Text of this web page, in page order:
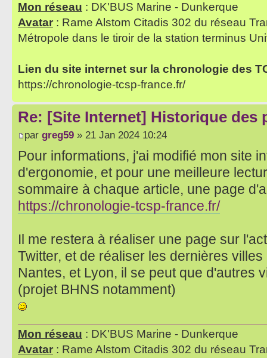
Mon réseau : DK'BUS Marine - Dunkerque
Avatar : Rame Alstom Citadis 302 du réseau
Métropole dans le tiroir de la station terminus
Lien du site internet sur la chronologie des
https://chronologie-tcsp-france.fr/
Re: [Site Internet] Historique des
par greg59 » 21 Jan 2024 10:24
Pour informations, j'ai modifié mon site
d'ergonomie, et pour une meilleure
sommaire à chaque article, une page
https://chronologie-tcsp-france.fr/
Il me restera à réaliser une page sur
Twitter, et de réaliser les dernières
Nantes, et Lyon, il se peut que d'autres
(projet BHNS notamment)
Mon réseau : DK'BUS Marine - Dunkerque
Avatar : Rame Alstom Citadis 302 du réseau